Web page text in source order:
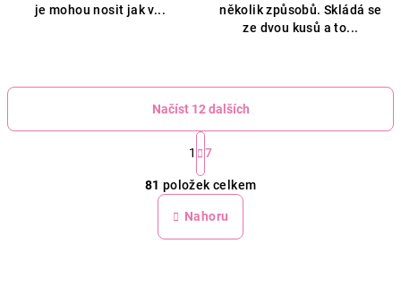
je mohou nosit jak v...
několik způsobů. Skládá se
ze dvou kusů a to...
O
v
l
Načíst 12 dalších
S
t
r
á
n
k
o
1 7
81 položek celkem
Nahoru